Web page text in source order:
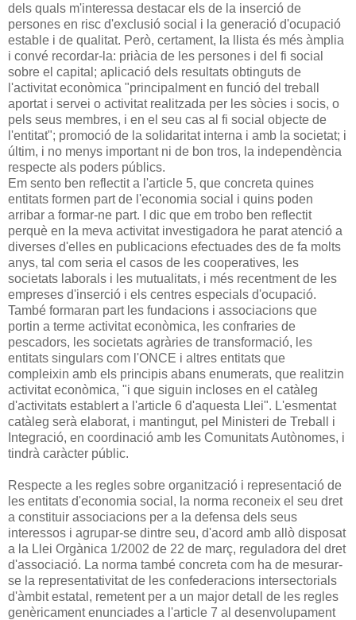
dels quals m'interessa destacar els de la inserció de
persones en risc d'exclusió social i la generació d'ocupació
estable i de qualitat. Però, certament, la llista és més àmplia
i convé recordar-la: priàcia de les persones i del fi social
sobre el capital; aplicació dels resultats obtinguts de
l'activitat econòmica "principalment en funció del treball
aportat i servei o activitat realitzada per les sòcies i socis, o
pels seus membres, i en el seu cas al fi social objecte de
l'entitat"; promoció de la solidaritat interna i amb la societat; i
últim, i no menys important ni de bon tros, la independència
respecte als poders públics.
Em sento ben reflectit a l'article 5, que concreta quines
entitats formen part de l'economia social i quins poden
arribar a formar-ne part. I dic que em trobo ben reflectit
perquè en la meva activitat investigadora he parat atenció a
diverses d'elles en publicacions efectuades des de fa molts
anys, tal com seria el casos de les cooperatives, les
societats laborals i les mutualitats, i més recentment de les
empreses d'inserció i els centres especials d'ocupació.
També formaran part les fundacions i associacions que
portin a terme activitat econòmica, les confraries de
pescadors, les societats agràries de transformació, les
entitats singulars com l'ONCE i altres entitats que
compleixin amb els principis abans enumerats, que realitzin
activitat econòmica, "i que siguin incloses en el catàleg
d'activitats establert a l'article 6 d'aquesta Llei". L'esmentat
catàleg serà elaborat, i mantingut, pel Ministeri de Treball i
Integració, en coordinació amb les Comunitats Autònomes, i
tindrà caràcter públic.
Respecte a les regles sobre organització i representació de
les entitats d'economia social, la norma reconeix el seu dret
a constituir associacions per a la defensa dels seus
interessos i agrupar-se dintre seu, d'acord amb allò disposat
a la Llei Orgànica 1/2002 de 22 de març, reguladora del dret
d'associació. La norma també concreta com ha de mesurar-
se la representativitat de les confederacions intersectorials
d'àmbit estatal, remetent per a un major detall de les regles
genèricament enunciades a l'article 7 al desenvolupament